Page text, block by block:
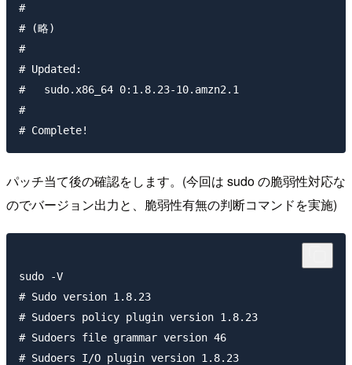
#
# (略)
#
# Updated:
#   sudo.x86_64 0:1.8.23-10.amzn2.1
#
パッチ当て後の確認をします。(今回は sudo の脆弱性対応な
のでバージョン出力と、脆弱性有無の判断コマンドを実施)
sudo -V
# Sudo version 1.8.23
# Sudoers policy plugin version 1.8.23
# Sudoers file grammar version 46
# Sudoers I/O plugin version 1.8.23